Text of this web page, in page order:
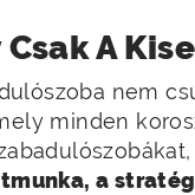
A
nem
minden
a